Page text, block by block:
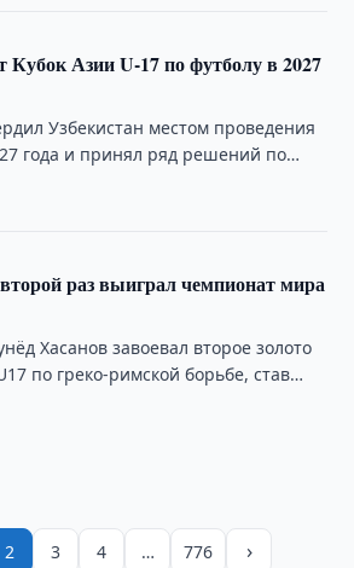
Кубок Азии U-17 по футболу в 2027
Узбекистан местом проведения
года и принял ряд решений по
раз выиграл чемпионат мира
Хасанов завоевал второе золото
по греко-римской борьбе, став
2 3 4 … 776 ›